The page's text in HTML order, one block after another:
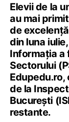
Elevii de la
au mai
de
din luna
Informația a
Sectorului
Edupedu.ro,
de la
București
restante.